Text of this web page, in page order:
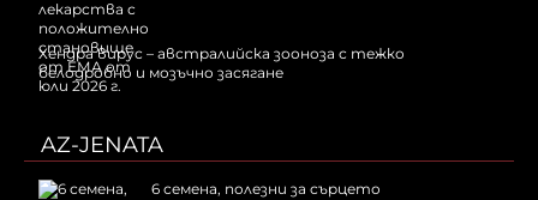
Хендра вирус – австралийска зооноза с тежко
белодробно и мозъчно засягане
AZ-JENATA
6 семена, полезни за сърцето